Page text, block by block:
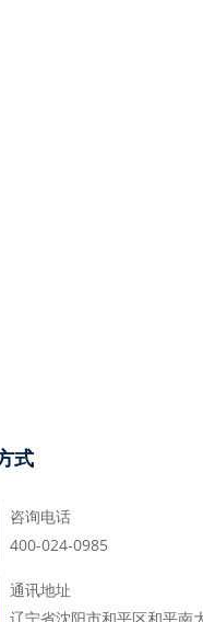
式
咨询电话
400-024-0985
通讯地址